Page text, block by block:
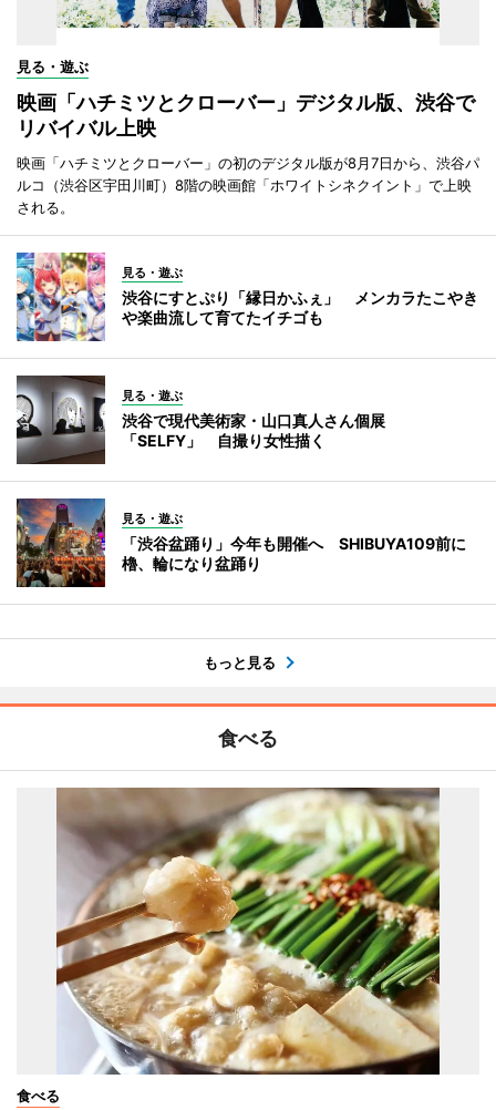
見る・遊ぶ
映画「ハチミツとクローバー」デジタル版、渋谷で
リバイバル上映
映画「ハチミツとクローバー」の初のデジタル版が8月7日から、渋谷パ
ルコ（渋谷区宇田川町）8階の映画館「ホワイトシネクイント」で上映
される。
見る・遊ぶ
渋谷にすとぷり「縁日かふぇ」 メンカラたこやき
や楽曲流して育てたイチゴも
見る・遊ぶ
渋谷で現代美術家・山口真人さん個展
「SELFY」 自撮り女性描く
見る・遊ぶ
「渋谷盆踊り」今年も開催へ SHIBUYA109前に
櫓、輪になり盆踊り
もっと見る
食べる
食べる